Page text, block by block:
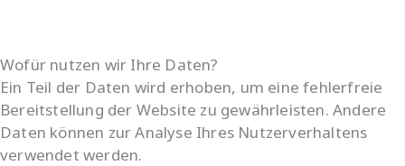
Wofür nutzen wir Ihre Daten?
Ein Teil der Daten wird erhoben, um eine fehlerfreie
Bereitstellung der Website zu gewährleisten. Andere
Daten können zur Analyse Ihres Nutzerverhaltens
verwendet werden.